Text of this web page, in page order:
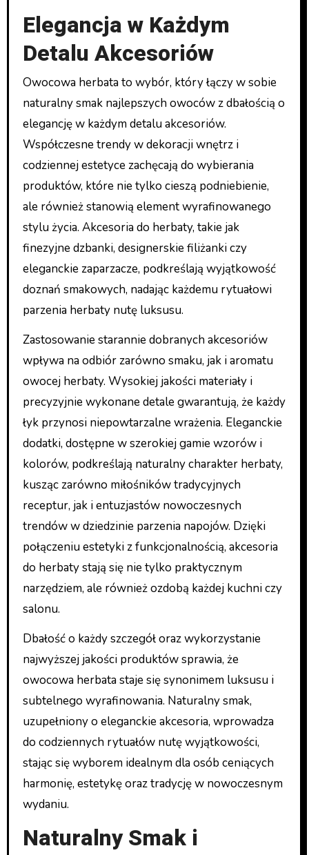
Elegancja w Każdym
Detalu Akcesoriów
Owocowa herbata to wybór, który łączy w sobie
naturalny smak najlepszych owoców z dbałością o
elegancję w każdym detalu akcesoriów.
Współczesne trendy w dekoracji wnętrz i
codziennej estetyce zachęcają do wybierania
produktów, które nie tylko cieszą podniebienie,
ale również stanowią element wyrafinowanego
stylu życia. Akcesoria do herbaty, takie jak
finezyjne dzbanki, designerskie filiżanki czy
eleganckie zaparzacze, podkreślają wyjątkowość
doznań smakowych, nadając każdemu rytuałowi
parzenia herbaty nutę luksusu.
Zastosowanie starannie dobranych akcesoriów
wpływa na odbiór zarówno smaku, jak i aromatu
owocej herbaty. Wysokiej jakości materiały i
precyzyjnie wykonane detale gwarantują, że każdy
łyk przynosi niepowtarzalne wrażenia. Eleganckie
dodatki, dostępne w szerokiej gamie wzorów i
kolorów, podkreślają naturalny charakter herbaty,
kusząc zarówno miłośników tradycyjnych
receptur, jak i entuzjastów nowoczesnych
trendów w dziedzinie parzenia napojów. Dzięki
połączeniu estetyki z funkcjonalnością, akcesoria
do herbaty stają się nie tylko praktycznym
narzędziem, ale również ozdobą każdej kuchni czy
salonu.
Dbałość o każdy szczegół oraz wykorzystanie
najwyższej jakości produktów sprawia, że
owocowa herbata staje się synonimem luksusu i
subtelnego wyrafinowania. Naturalny smak,
uzupełniony o eleganckie akcesoria, wprowadza
do codziennych rytuałów nutę wyjątkowości,
stając się wyborem idealnym dla osób ceniących
harmonię, estetykę oraz tradycję w nowoczesnym
wydaniu.
Naturalny Smak i